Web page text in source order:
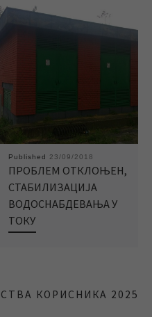
Published 23/09/2018
ПРОБЛЕМ ОТКЛОЊЕН,
СТАБИЛИЗАЦИЈА
ВОДОСНАБДЕВАЊА У
ТОКУ
КОРИСНИКА 2025